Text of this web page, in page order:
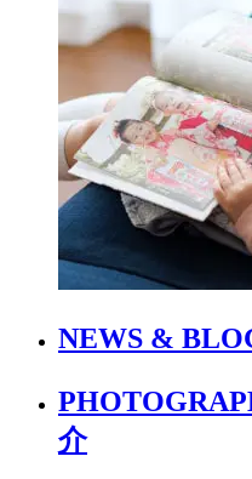
NEWS &
介